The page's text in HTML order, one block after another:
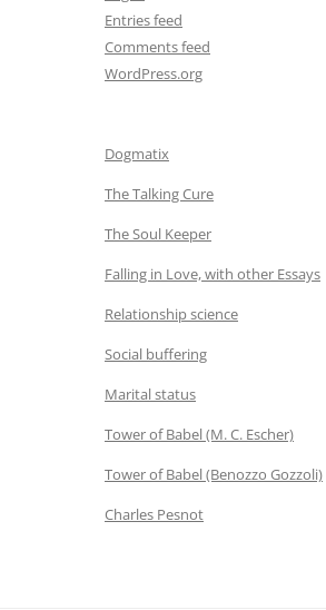
Entries feed
Comments feed
WordPress.org
Dogmatix
The Talking Cure
The Soul Keeper
Falling in Love, with other Essays
Relationship science
Social buffering
Marital status
Tower of Babel (M. C. Escher)
Tower of Babel (Benozzo Gozzoli)
Charles Pesnot